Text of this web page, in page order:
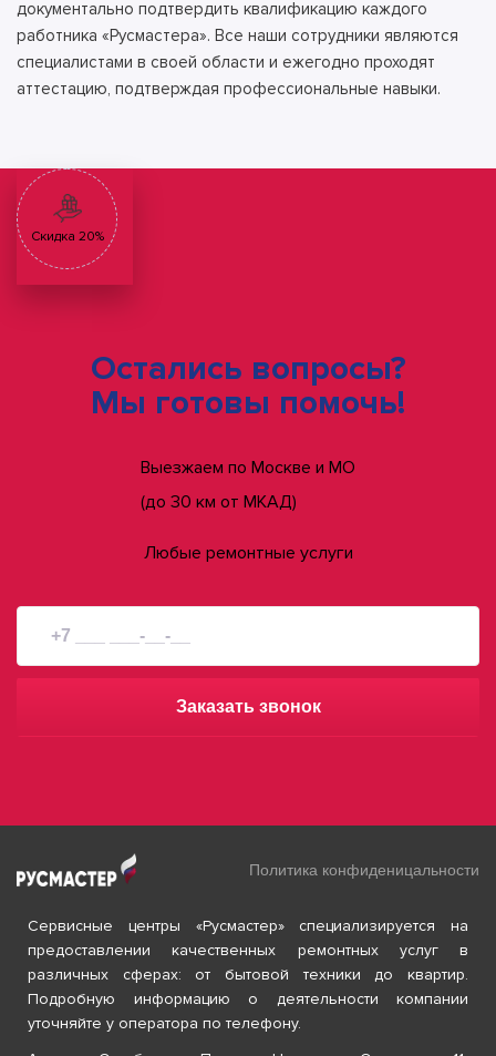
документально подтвердить квалификацию каждого
работника «Русмастера». Все наши сотрудники являются
специалистами в своей области и ежегодно проходят
аттестацию, подтверждая профессиональные навыки.
Скидка 20%
Остались вопросы?
Мы готовы помочь!
Выезжаем по Москве и МО
(до 30 км от МКАД)
Любые ремонтные услуги
Заказать звонок
Политика конфиденицальности
Сервисные центры «Русмастер» специализируется на
предоставлении качественных ремонтных услуг в
различных сферах: от бытовой техники до квартир.
Подробную информацию о деятельности компании
уточняйте у оператора по телефону.